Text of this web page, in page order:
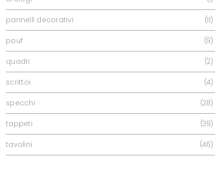
pannelli decorativi 11
pouf 9
quadri 2
scrittoi 4
specchi 28
tappeti 39
tavolini 46